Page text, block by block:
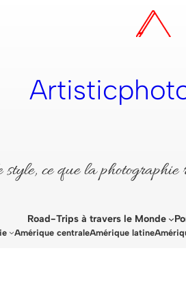
ce que la
Road-Trips à travers le Monde
Amérique centraleAmérique latine